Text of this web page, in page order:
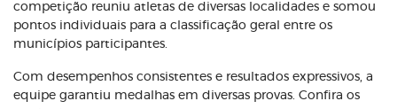
competição reuniu atletas de diversas localidades e somou
pontos individuais para a classificação geral entre os
municípios participantes.
Com desempenhos consistentes e resultados expressivos, a
equipe garantiu medalhas em diversas provas. Confira os